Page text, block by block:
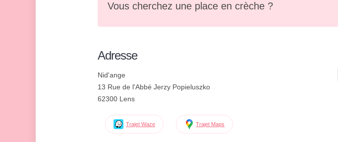
Vous cherchez une place en crèche ?
Adresse
Nid'ange
13 Rue de l'Abbé Jerzy Popieluszko
62300 Lens
Trajet Waze Trajet Maps